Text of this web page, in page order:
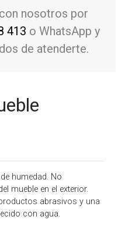
nosotros por
413 o WhatsApp y
de atenderte.
humedad. No
mueble en el exterior.
abrasivos y una
con agua.